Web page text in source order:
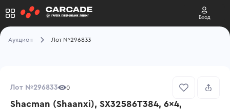
Вход
Аукцион Лот №296833
Лот №296833 0
Shacman (Shaanxi), SX32586T384, 6x4,